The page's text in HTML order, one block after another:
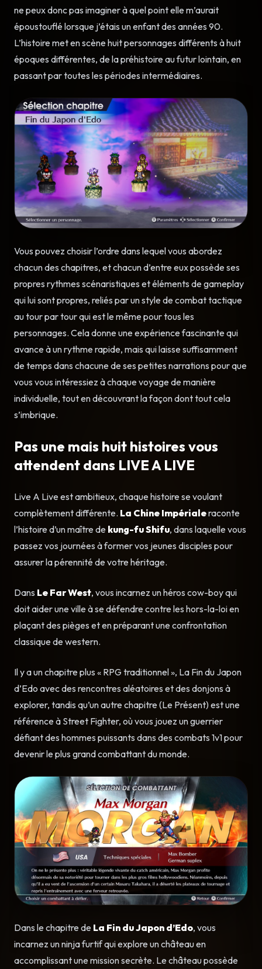
ne peux donc pas imaginer à quel point elle m’aurait
époustouflé lorsque j’étais un enfant des années 90.
L’histoire met en scène huit personnages différents à huit
époques différentes, de la préhistoire au futur lointain, en
passant par toutes les périodes intermédiaires.
Vous pouvez choisir l’ordre dans lequel vous abordez
chacun des chapitres, et chacun d’entre eux possède ses
propres rythmes scénaristiques et éléments de gameplay
qui lui sont propres, reliés par un style de combat tactique
au tour par tour qui est le même pour tous les
personnages. Cela donne une expérience fascinante qui
avance à un rythme rapide, mais qui laisse suffisamment
de temps dans chacune de ses petites narrations pour que
vous vous intéressiez à chaque voyage de manière
individuelle, tout en découvrant la façon dont tout cela
s’imbrique.
Pas une mais huit histoires vous
attendent dans LIVE A LIVE
Live A Live est ambitieux, chaque histoire se voulant
complètement différente. La Chine Impérialeraconte
l’histoire d’un maître de kung-fu Shifu, dans laquelle vous
passez vos journées à former vos jeunes disciples pour
assurer la pérennité de votre héritage.
Dans Le Far West, vous incarnez un héros cow-boy qui
doit aider une ville à se défendre contre les hors-la-loi en
plaçant des pièges et en préparant une confrontation
classique de western.
Il y a un chapitre plus « RPG traditionnel », La Fin du Japon
d’Edo avec des rencontres aléatoires et des donjons à
explorer, tandis qu’un autre chapitre (Le Présent) est une
référence à Street Fighter, où vous jouez un guerrier
défiant des hommes puissants dans des combats 1v1 pour
devenir le plus grand combattant du monde.
Dans le chapitre de La Fin du Japon d’Edo, vous
incarnez un ninja furtif qui explore un château en
accomplissant une mission secrète. Le château possède